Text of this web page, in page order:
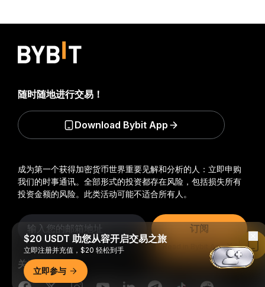
成为第一个获得加密货币世界重要见解和分析的人：立即申购
我们的时事通讯。 全部形式的投资都存在风险，包括损失所有
投资金额的风险。此类活动可能不适合所有人。
订阅
关注我们
随时随地进行交易！
Download Bybit App
$20 USDT 助您从容开启交易之旅
立即注册并充值，$20 轻松到手
立即参与
Read in Bybit App